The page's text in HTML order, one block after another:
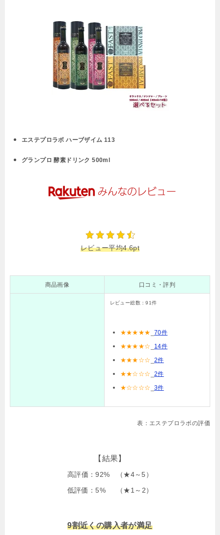
エステプロラボ ハーブザイム 113
グランプロ 酵素ドリンク 500ml
レビュー平均4.6pt
商品画像 口コミ・評判
レビュー総数：91件
★★★ ★★
70件
★★★★☆
14件
★★★☆☆
2件
★★☆☆☆
2件
★☆☆☆☆
3件
表：エステプロラボの評価
【結果】
高評価：92% （★4～5）
低評価：5% （★1～2）
9割近くの購入者が満足